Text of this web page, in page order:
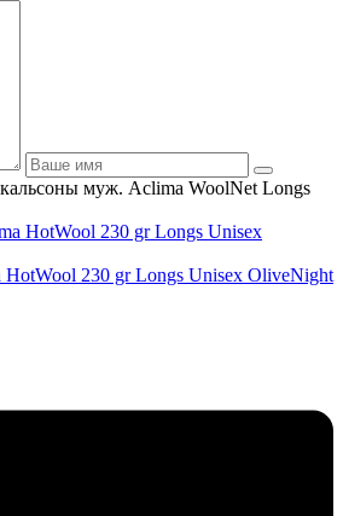
муж. Aclima WoolNet Longs
230 gr Longs Unisex OliveNight